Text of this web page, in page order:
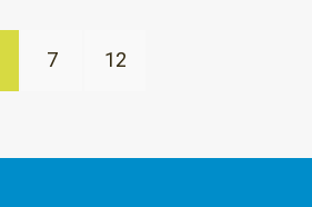
7 12